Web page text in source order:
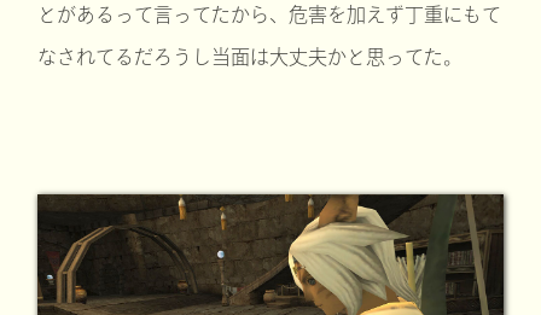
とがあるって言ってたから、危害を加えず丁重にもて
なされてるだろうし当面は大丈夫かと思ってた。